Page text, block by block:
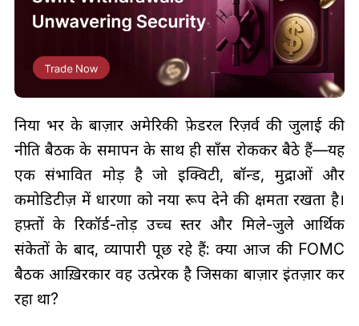
दुनिया भर के बाज़ार अमेरिकी फ़ेडरल रिज़र्व की जुलाई की
नीति बैठक के समापन के साथ ही साँस रोककर बैठे हैं—यह
एक संभावित मोड़ है जो इक्विटी, बॉन्ड, मुद्राओं और
कमोडिटीज़ में धारणा को नया रूप देने की क्षमता रखता है।
हफ़्तों के रिकॉर्ड-तोड़ उच्च स्तर और मिले-जुले आर्थिक
संकेतों के बाद, व्यापारी पूछ रहे हैं: क्या आज की FOMC
बैठक आख़िरकार वह उत्प्रेरक है जिसका बाज़ार इंतज़ार कर
रहा था?